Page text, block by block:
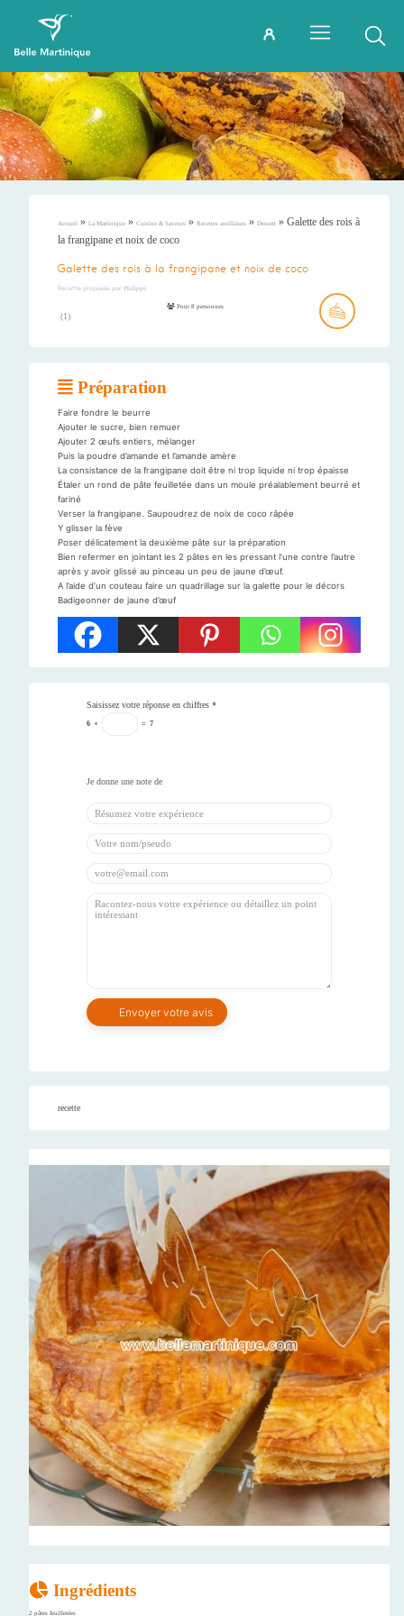
Accueil » La Martinique » Cuisine & Saveurs » Recettes antillaises » Dessert » Galette des rois à
la frangipane et noix de coco
Galette des rois à la frangipane et noix de coco
Recette proposée par Philippe
(1)
Pour 8 personnes
Préparation
Faire fondre le beurre
Ajouter le sucre, bien remuer
Ajouter 2 œufs entiers, mélanger
Puis la poudre d’amande et l’amande amère
La consistance de la frangipane doit être ni trop liquide ni trop épaisse
Étaler un rond de pâte feuilletée dans un moule préalablement beurré et
fariné
Verser la frangipane. Saupoudrez de noix de coco râpée
Y glisser la fève
Poser délicatement la deuxième pâte sur la préparation
Bien refermer en jointant les 2 pâtes en les pressant l’une contre l’autre
après y avoir glissé au pinceau un peu de jaune d’œuf.
A l’aide d’un couteau faire un quadrillage sur la galette pour le décors
Badigeonner de jaune d’œuf
Saisissez votre réponse en chiffres *
6 + = 7
recette
Ingrédients
2 pâtes feuilletées